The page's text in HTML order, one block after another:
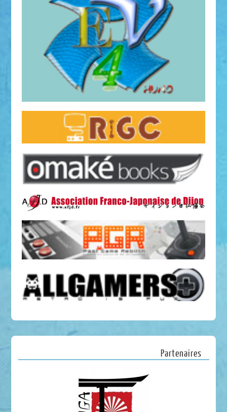
Partenaires